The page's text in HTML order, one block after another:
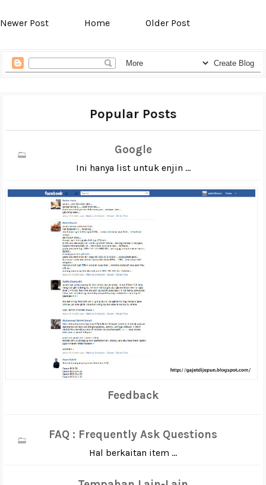
Newer Post Home Older Post
Popular Posts
Google
Ini hanya list untuk enjin ...
Feedback
FAQ : Frequently Ask Questions
Hal berkaitan item ...